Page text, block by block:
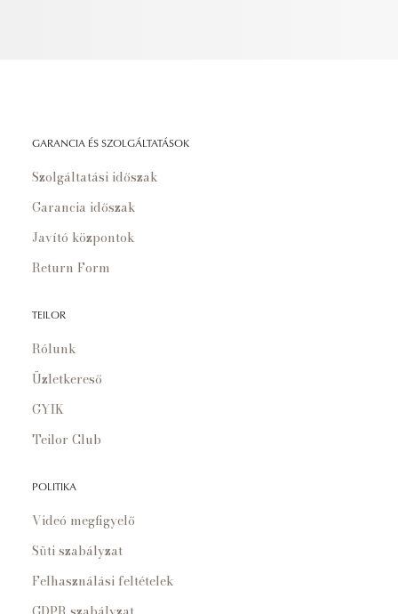
GARANCIA ÉS SZOLGÁLTATÁSOK
Szolgáltatási időszak
Garancia időszak
Javító központok
Return Form
TEILOR
Rólunk
Üzletkereső
GYIK
Teilor Club
POLITIKA
Videó megfigyelő
Süti szabályzat
Felhasználási feltételek